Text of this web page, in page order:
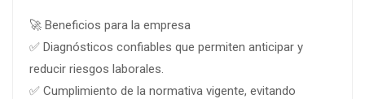
🚀 Beneficios para la empresa
✅ Diagnósticos confiables que permiten anticipar y
reducir riesgos laborales.
✅ Cumplimiento de la normativa vigente, evitando